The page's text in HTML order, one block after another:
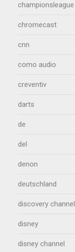
championsleague
chromecast
cnn
como audio
creventiv
darts
de
del
denon
deutschland
discovery channel
disney
disney channel